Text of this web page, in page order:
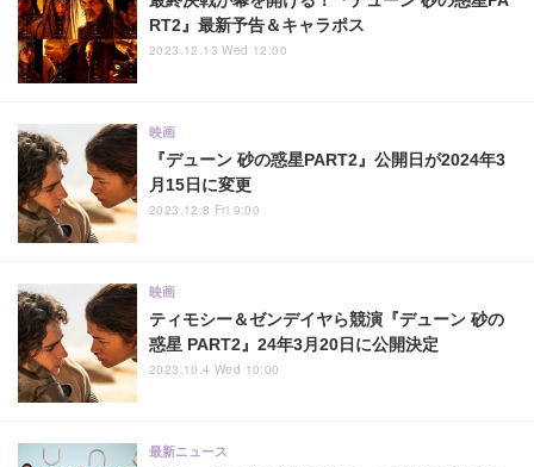
RT2』最新予告＆キャラポス
2023.12.13 Wed 12:00
『デューン 砂の惑星PART2』公開日が2024年3
月15日に変更
映画
2023.12.8 Fri 9:00
ティモシー＆ゼンデイヤら競演『デューン 砂の
惑星 PART2』24年3月20日に公開決定
映画
2023.10.4 Wed 10:00
最新ニュース